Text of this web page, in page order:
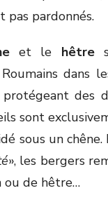
pas pardonnés.
et le hêtre
dans
des
sont
sous un
», les bergers
ou de hêtre…